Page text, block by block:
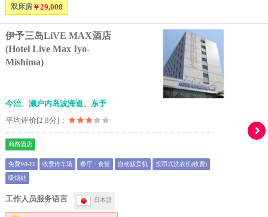
双床房￥29,000
伊予三岛LiVE MAX酒店
(Hotel Live Max Iyo-
Mishima)
今治、濑户内岛波海道、东予
平均评价[2.8分]：
商務酒店
免費WI-FI 收费停车场 餐厅・食堂 自动贩卖机 投币式洗衣机(收费)
吸烟处
工作人员服务语言 日本語